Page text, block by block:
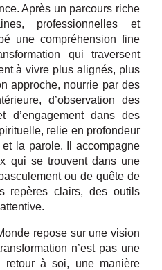
Après un parcours riche
professionnelles et
une compréhension fine
qui traversent
à vivre plus alignés, plus
approche, nourrie par des
d’observation des
d’engagement dans des
relie en profondeur
et la parole. Il accompagne
qui se trouvent dans une
ou de quête de
repères clairs, des outils
repose sur une vision
n’est pas une
à soi, une manière